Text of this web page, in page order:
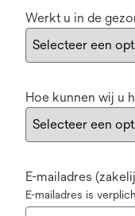
Werkt u in de
Hoe kunnen wij u
E-mailadres
E-mailadres is